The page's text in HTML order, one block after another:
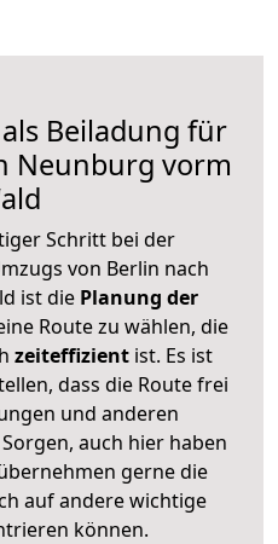
Beiladung für
Neunburg vorm
Schritt bei der
von Berlin nach
ist diePlanung der
Route zu wählen, die
zeiteffizientist. Es ist
dass die Route frei
und anderen
auch hier haben
gerne die
auf andere wichtige
können.